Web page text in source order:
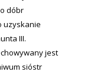
dóbr
uzyskanie
III.
jest
sióstr